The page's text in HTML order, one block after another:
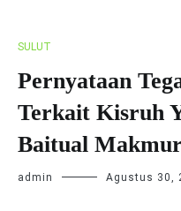
SULUT
Pernyataan
Terkait Kisruh
Baitual
admin Agustus 30,